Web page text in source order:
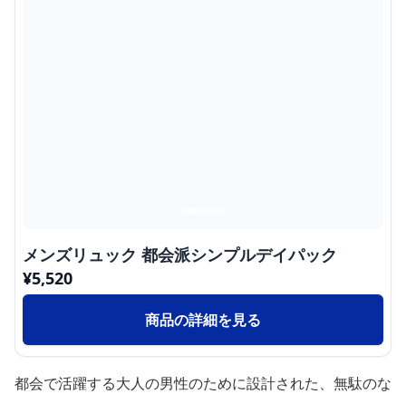
メンズリュック 都会派シンプルデイパック
¥5,520
商品の詳細を見る
都会で活躍する大人の男性のために設計された、無駄のな